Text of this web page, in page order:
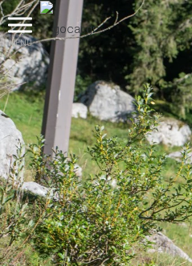
MENU